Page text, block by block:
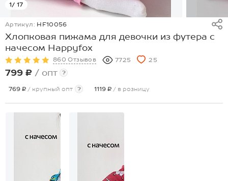
1/ 17
Артикул: HF10056
Хлопковая пижама для девочки из футера с
начесом Happyfox
860 Отзывов 7725 25
799 ₽ / опт ?
769 ₽ / крупный опт ? 1119 ₽ / в розницу